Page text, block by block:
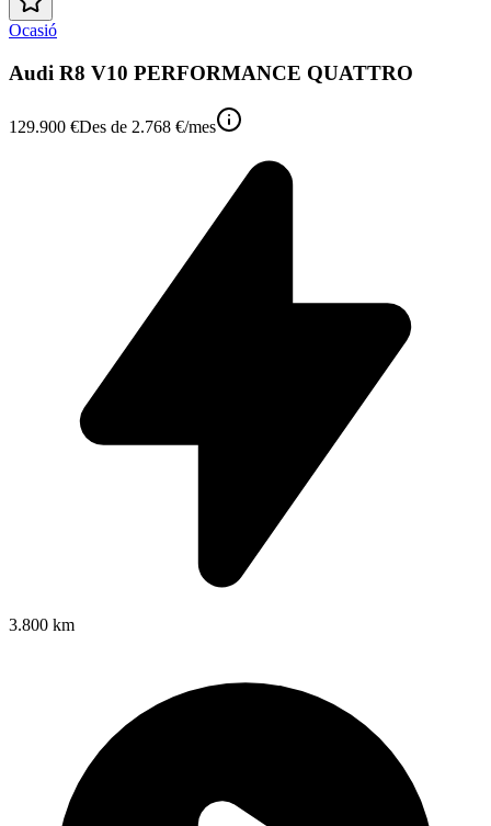
Ocasió
Audi R8 V10 PERFORMANCE QUATTRO
129.900 €Des de 2.768 €/mes
3.800 km